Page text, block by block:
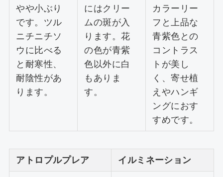
やや小ぶり
です。ツル
ニチニチソ
ウに比べる
と耐寒性、
耐陰性があ
ります。
にはクリー
ムの斑が入
ります。花
の色が青紫
色以外に白
もありま
す。
カラーリー
フと上品な
青紫色との
コントラス
トが美し
く、寄せ植
えやハンギ
ングにおす
すめです。
アトロプルプレア イルミネーション